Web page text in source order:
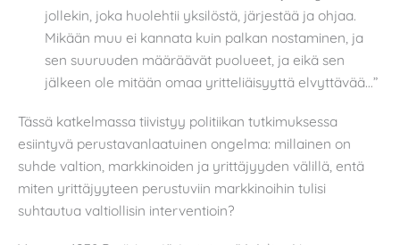
jollekin, joka huolehtii yksilöstä, järjestää ja ohjaa.
Mikään muu ei kannata kuin palkan nostaminen, ja
sen suuruuden määräävät puolueet, ja eikä sen
jälkeen ole mitään omaa yritteliäisyyttä elvyttävää…”
Tässä katkelmassa tiivistyy politiikan tutkimuksessa
esiintyvä perustavanlaatuinen ongelma: millainen on
suhde valtion, markkinoiden ja yrittäjyyden välillä, entä
miten yrittäjyyteen perustuviin markkinoihin tulisi
suhtautua valtiollisin interventioin?